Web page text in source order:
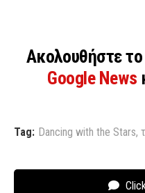
Ακολουθήστε
Google News
Tag: Dancing with the Stars,